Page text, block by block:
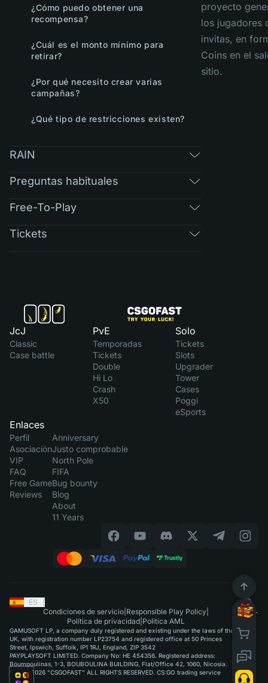
¿Cómo puedo obtener una
recompensa?
¿Cuál es el monto mínimo para
retirar?
¿Por qué necesito crear varias
campañas?
¿Qué tipo de restricciones existen?
RAIN
Preguntas habituales
Free-To-Play
Tickets
proyecto
los jugadores
invitas, en
Coins en el
sitio.
JcJ
Classic
Case battle
PvE
Temporadas
Tickets
Double
Hi Lo
Crash
X50
Solo
Tickets
Slots
Upgrader
Tower
Cases
Poggi
eSports
Enlaces
Perfil
Asociación
VIP
FAQ
Free Game
Reviews
Anniversary
Justo comprobable
North Pole
FIFA
Bug bounty
Blog
About
11 Years
ES
Condiciones de servicio| Responsible Play Policy|
Política de privacidad| Política AML
GAMUSOFT LP, a company duly registered and existing under the laws of the
UK, with registration number LP23754 and registered office at 50 Princes
Street, Ipswich, Suffolk, IP1 1RJ, England, ZIP 3542
PAYPLAYSOFT LIMITED. Company No: HE 454356. Registered address:
Boumpoulinas, 1-3, BOUBOULINA BUILDING, Flat/Office 42, 1060, Nicosia.
©2015-2026 "CSGOFAST" ALL RIGHTS RESERVED. CS:GO trading service